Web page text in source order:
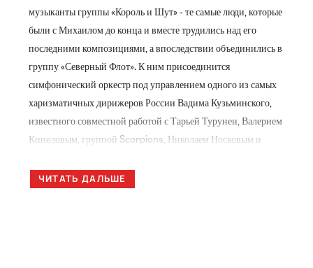
музыканты группы «Король и Шут» - те самые люди, которые
были с Михаилом до конца и вместе трудились над его
последними композициями, а впоследствии объединились в
группу «Северный Флот». К ним присоединится
симфонический оркестр под управлением одного из самых
харизматичных дирижеров России Вадима Кузьминского,
известного совместной работой с Тарьей Турунен, Валерием
Кипеловым, группой Scorpions, Николаем Носковым и
взгляд не только на пластинку, но и на все творчество
ЧИТАТЬ ДАЛЬШЕ